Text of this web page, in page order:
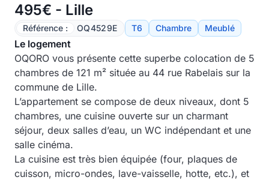
495€ - Lille
Référence : OQ4529E T6 Chambre Meublé
Le logement
OQORO vous présente cette superbe colocation de 5
chambres de 121 m² située au 44 rue Rabelais sur la
commune de Lille.
L’appartement se compose de deux niveaux, dont 5
chambres, une cuisine ouverte sur un charmant
séjour, deux salles d’eau, un WC indépendant et une
salle cinéma.
La cuisine est très bien équipée (four, plaques de
cuisson, micro-ondes, lave-vaisselle, hotte, etc.), et